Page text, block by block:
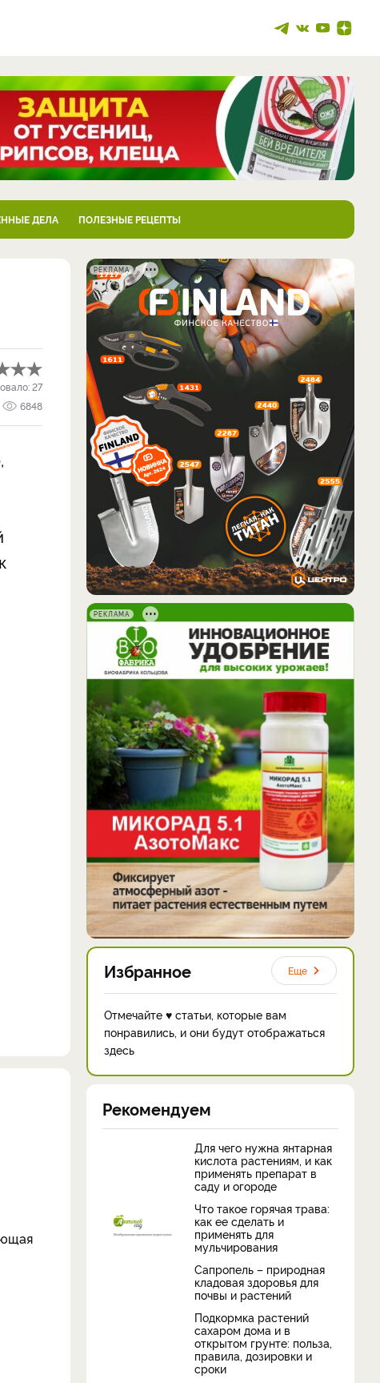
ДЕЛА ПОЛЕЗНЫЕ РЕЦЕПТЫ
27
6848
РЕКЛАМА
РЕКЛАМА
Избранное Еще
Отмечайте ♥ статьи, которые вам
понравились, и они будут отображаться
здесь
Рекомендуем
Для чего нужна янтарная
кислота растениям, и как
применять препарат в
саду и огороде
Что такое горячая трава:
как ее сделать и
применять для
мульчирования
Сапропель – природная
кладовая здоровья для
почвы и растений
Подкормка растений
сахаром дома и в
открытом грунте: польза,
правила, дозировки и
сроки